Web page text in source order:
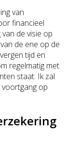
van
financieel
de visie op
de ene op de
tijd en
regelmatig met
staat. Ik zal
op